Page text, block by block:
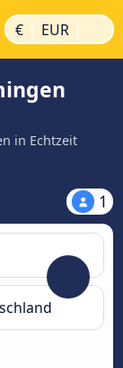
€ | EUR |
in Echtzeit
1